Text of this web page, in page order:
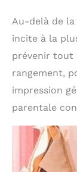
Au-delà de
incite à la
prévenir tout
rangement,
impression
parentale